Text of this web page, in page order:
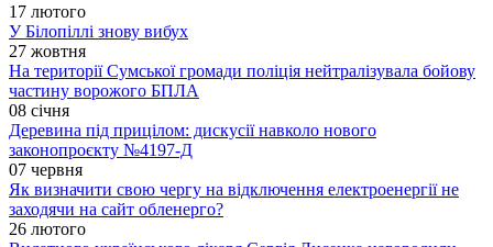
17 лютого
У Білопіллі знову вибух
27 жовтня
На території Сумської громади поліція нейтралізувала бойову
частину ворожого БПЛА
08 січня
Деревина під прицілом: дискусії навколо нового
законопроєкту №4197-Д
07 червня
Як визначити свою чергу на відключення електроенергії не
заходячи на сайт обленерго?
26 лютого